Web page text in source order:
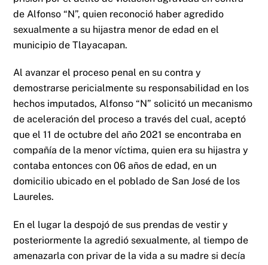
de Alfonso “N”, quien reconoció haber agredido
sexualmente a su hijastra menor de edad en el
municipio de Tlayacapan.
Al avanzar el proceso penal en su contra y
demostrarse pericialmente su responsabilidad en los
hechos imputados, Alfonso “N” solicitó un mecanismo
de aceleración del proceso a través del cual, aceptó
que el 11 de octubre del año 2021 se encontraba en
compañía de la menor víctima, quien era su hijastra y
contaba entonces con 06 años de edad, en un
domicilio ubicado en el poblado de San José de los
Laureles.
En el lugar la despojó de sus prendas de vestir y
posteriormente la agredió sexualmente, al tiempo de
amenazarla con privar de la vida a su madre si decía